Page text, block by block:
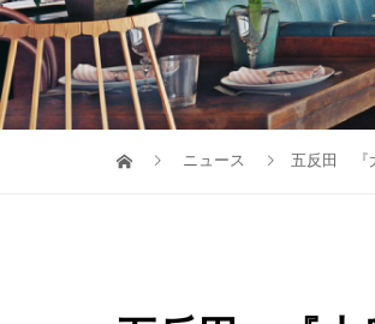
ニュース 五反田 『